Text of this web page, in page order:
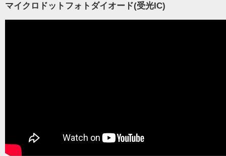
マイクロドットフォトダイオード(受光IC)